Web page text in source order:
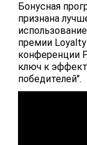
Бонусная
признана
премии Loyalty
конференции
ключ к
победителей".